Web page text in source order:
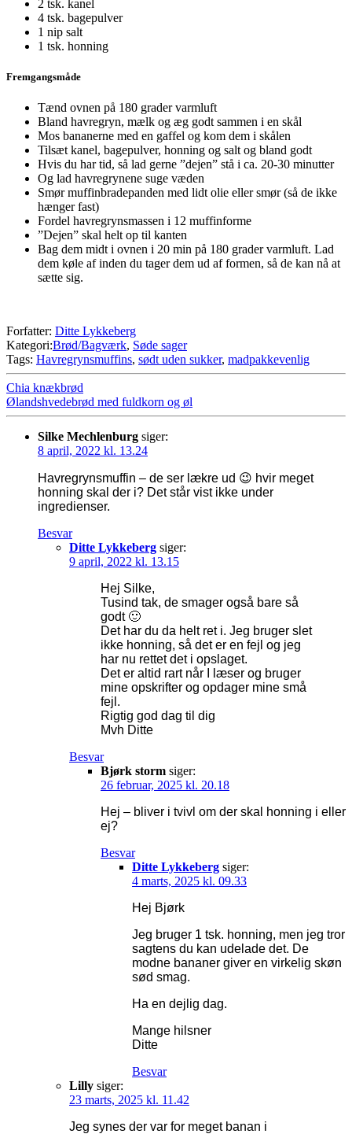
2 tsk. kanel
4 tsk. bagepulver
1 nip salt
1 tsk. honning
Fremgangsmåde
Tænd ovnen på 180 grader varmluft
Bland havregryn, mælk og æg godt sammen i en skål
Mos bananerne med en gaffel og kom dem i skålen
Tilsæt kanel, bagepulver, honning og salt og bland godt
Hvis du har tid, så lad gerne ”dejen” stå i ca. 20-30 minutter
Og lad havregrynene suge væden
Smør muffinbradepanden med lidt olie eller smør (så de ikke
hænger fast)
Fordel havregrynsmassen i 12 muffinforme
”Dejen” skal helt op til kanten
Bag dem midt i ovnen i 20 min på 180 grader varmluft. Lad
dem køle af inden du tager dem ud af formen, så de kan nå at
sætte sig.
Forfatter: Ditte Lykkeberg
Kategori:Brød/Bagværk, Søde sager
Tags: Havregrynsmuffins, sødt uden sukker, madpakkevenlig
Chia knækbrød
Ølandshvedebrød med fuldkorn og øl
Silke Mechlenburg siger:
8 april, 2022 kl. 13.24
Havregrynsmuffin – de ser lækre ud 😉 hvir meget
honning skal der i? Det står vist ikke under
ingredienser.
Besvar
Ditte Lykkeberg siger:
9 april, 2022 kl. 13.15
Hej Silke,
Tusind tak, de smager også bare så
godt 🙂
Det har du da helt ret i. Jeg bruger slet
ikke honning, så det er en fejl og jeg
har nu rettet det i opslaget.
Det er altid rart når I læser og bruger
mine opskrifter og opdager mine små
fejl.
Rigtig god dag til dig
Mvh Ditte
Besvar
Bjørk storm siger:
26 februar, 2025 kl. 20.18
Hej – bliver i tvivl om der skal honning i eller
ej?
Besvar
Ditte Lykkeberg siger:
4 marts, 2025 kl. 09.33
Hej Bjørk
Jeg bruger 1 tsk. honning, men jeg tror
sagtens du kan udelade det. De
modne bananer giver en virkelig skøn
sød smag.
Ha en dejlig dag.
Mange hilsner
Ditte
Besvar
Lilly siger:
23 marts, 2025 kl. 11.42
Jeg synes der var for meget banan i